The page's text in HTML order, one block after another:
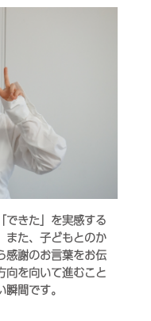
できた」を実感する
また、子どもとのか
感謝のお言葉をお伝
向を向いて進むこと
間です。